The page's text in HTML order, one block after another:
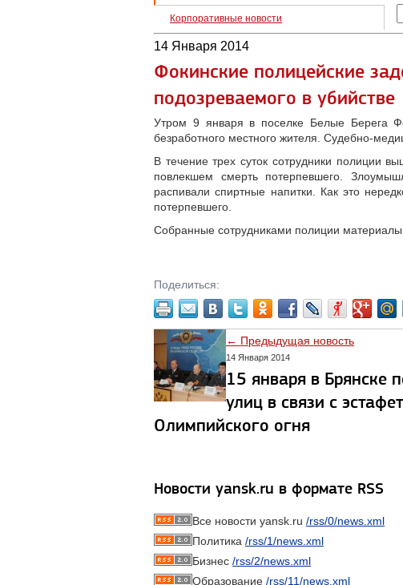
Корпоративные новости
14 Января 2014
Фокинские полицейские
подозреваемого в убийстве
Утром 9 января в поселке Белые Берега
безработного местного жителя. Судебно-
В течение трех суток сотрудники полиции
повлекшем смерть потерпевшего.
распивали спиртные напитки. Как это
потерпевшего.
Собранные сотрудниками полиции
Поделиться:
← Предыдущая новость
14 Января 2014
15 января в Брянске
улиц в связи с
Олимпийского огня
Новости yansk.ru в формате RSS
Все новости yansk.ru /rss/0/news.xml
Политика /rss/1/news.xml
Бизнес /rss/2/news.xml
Образование /rss/11/news.xml